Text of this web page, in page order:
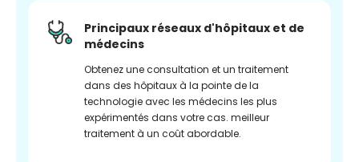
Principaux réseaux d'hôpitaux et de
médecins
Obtenez une consultation et un traitement
dans des hôpitaux à la pointe de la
technologie avec les médecins les plus
expérimentés dans votre cas. meilleur
traitement à un coût abordable.